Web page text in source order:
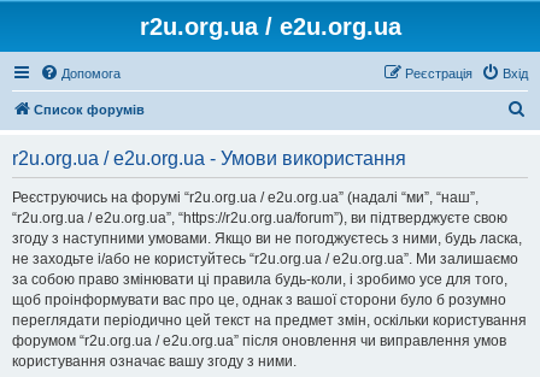
r2u.org.ua / e2u.org.ua
Допомога Вхід
Реєстрація
Список форумів
r2u.org.ua / e2u.org.ua - Умови використання
Реєструючись на форумі “r2u.org.ua / e2u.org.ua” (надалі “ми”, “наш”,
“r2u.org.ua / e2u.org.ua”, “https://r2u.org.ua/forum”), ви підтверджуєте свою
згоду з наступними умовами. Якщо ви не погоджуєтесь з ними, будь ласка,
не заходьте і/або не користуйтесь “r2u.org.ua / e2u.org.ua”. Ми залишаємо
за собою право змінювати ці правила будь-коли, і зробимо усе для того,
щоб проінформувати вас про це, однак з вашої сторони було б розумно
переглядати періодично цей текст на предмет змін, оскільки користування
форумом “r2u.org.ua / e2u.org.ua” після оновлення чи виправлення умов
користування означає вашу згоду з ними.